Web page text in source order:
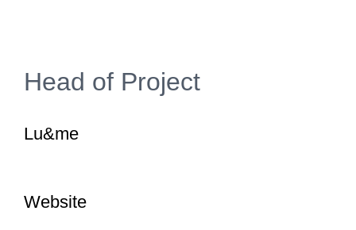
Head of Project
Lu&me
Website